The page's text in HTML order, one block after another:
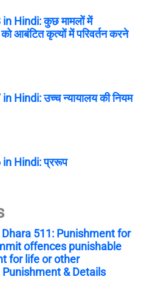
Hindi: कुछ मामलों में
आबंटित कृत्यों में परिवर्तन करने
Hindi: उच्च न्यायालय की नियम
Hindi: प्ररूप
511: Punishment for
offences punishable
for life or other
& Details